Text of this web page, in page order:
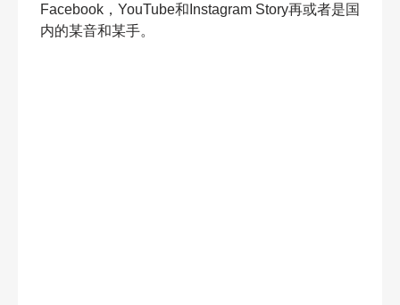
Facebook，YouTube和Instagram Story再或者是国
内的某音和某手。